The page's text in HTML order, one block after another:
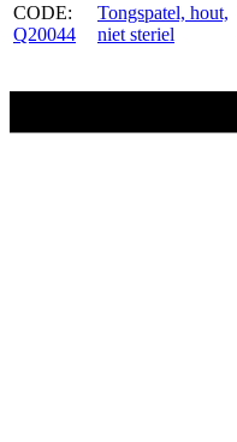
CODE:
Q20044
Tongspatel, hout,
niet steriel